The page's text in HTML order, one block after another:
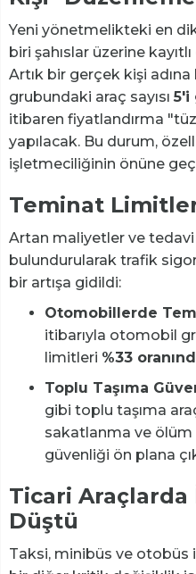
Yeni yönetmelikteki en
biri şahıslar üzerine
Artık bir gerçek kişi adına
grubundaki araç sayısı 5'i
itibaren fiyatlandırma
yapılacak. Bu durum,
işletmeciliğinin önüne
Teminat
Artan maliyetler ve
bulundurularak trafik
bir artışa gidildi:
Otomobillerde
itibarıyla otomobil
limitleri %33
Toplu Taşıma
gibi toplu taşıma
sakatlanma ve ölüm
güvenliği ön plana
Ticari Araçlarda
Düştü
Taksi, minibüs ve otobüs